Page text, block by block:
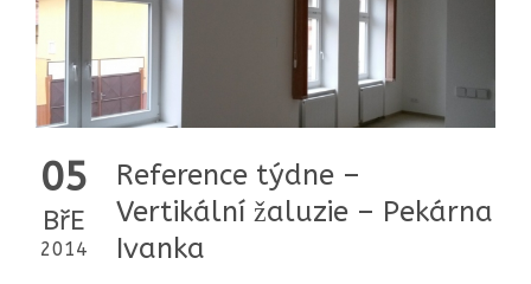
05
BřE
2014
Reference týdne –
Vertikální žaluzie – Pekárna
Ivanka